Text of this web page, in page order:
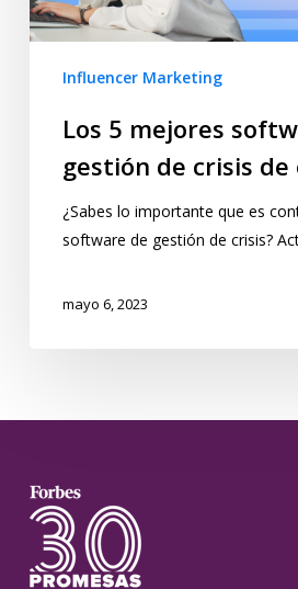
Influencer Marketing
Los 5 mejores
gestión de crisis de
¿Sabes lo importante que es
software de gestión de crisis?
mayo 6, 2023